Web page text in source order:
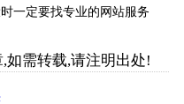
一定要找专业的网站服务
如需转载,请注明出处!